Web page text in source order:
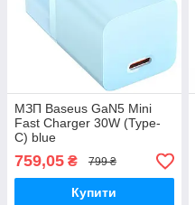
МЗП Baseus GaN5 Mini
Fast Charger 30W (Type-
C) blue
759,05 ₴ 799 ₴
Купити